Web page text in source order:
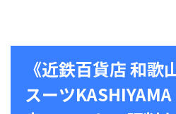
《近鉄百貨店 和歌
スーツ